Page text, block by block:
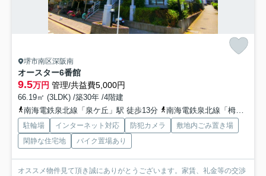
堺市南区深阪南
オースター6番館
9.5万円 管理/共益費5,000円
66.19㎡ (3LDK) /築30年 /4階建
南海電鉄泉北線「泉ケ丘」駅 徒歩13分
南海電鉄泉北線「栂・美木多」駅 徒歩41分
駐輪場 インターネット対応 防犯カメラ
敷地内ごみ置き場
閑静な住宅地
バイク置場あり
オススメ物件見て頂き誠にありがとうございます。家賃、礼金等の交渉